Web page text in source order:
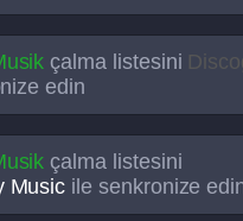
çalma listesini
edin
çalma listesini
Music ile senkronize